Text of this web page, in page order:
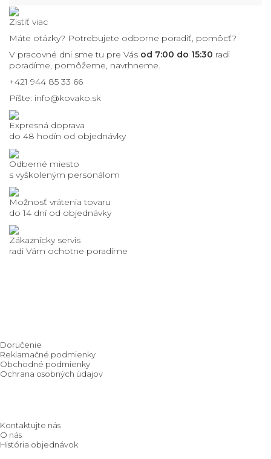
Zistiť viac
Máte otázky? Potrebujete odborne poradiť, pomôcť?
V pracovné dni sme tu pre Vás od 7:00 do 15:30 radi
poradíme, pomôžeme, navrhneme.
+421 944 85 33 66
Píšte: info@kovako.sk
Expresná doprava
do 48 hodín od objednávky
Odberné miesto
s vyškoleným personálom
Možnosť vrátenia tovaru
do 14 dní od objednávky
Zákaznícky servis
radi Vám ochotne poradíme
Doručenie
Reklamačné podmienky
Obchodné podmienky
Ochrana osobných údajov
Kontaktujte nás
O nás
História objednávok